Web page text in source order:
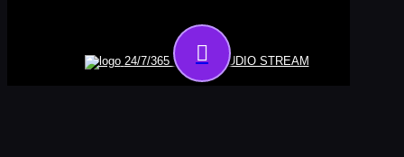
24/7/365 ONLINE AUDIO STREAM